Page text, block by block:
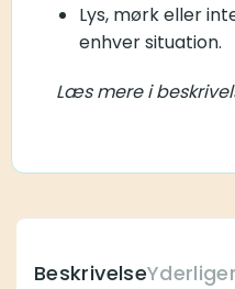
Lys, mørk eller
enhver situation.
Læs mere i
Beskrivelse